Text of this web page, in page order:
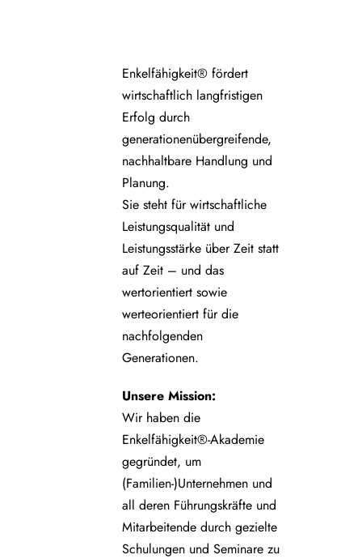
Enkelfähigkeit® fördert
wirtschaftlich langfristigen
Erfolg durch
generationenübergreifende,
nachhaltbare Handlung und
Planung.
Sie steht für wirtschaftliche
Leistungsqualität und
Leistungsstärke über Zeit statt
auf Zeit – und das
wertorientiert sowie
werteorientiert für die
nachfolgenden
Generationen.
Unsere Mission:
Wir haben die
Enkelfähigkeit®-Akademie
gegründet, um
(Familien-)Unternehmen und
all deren Führungskräfte und
Mitarbeitende durch gezielte
Schulungen und Seminare zu